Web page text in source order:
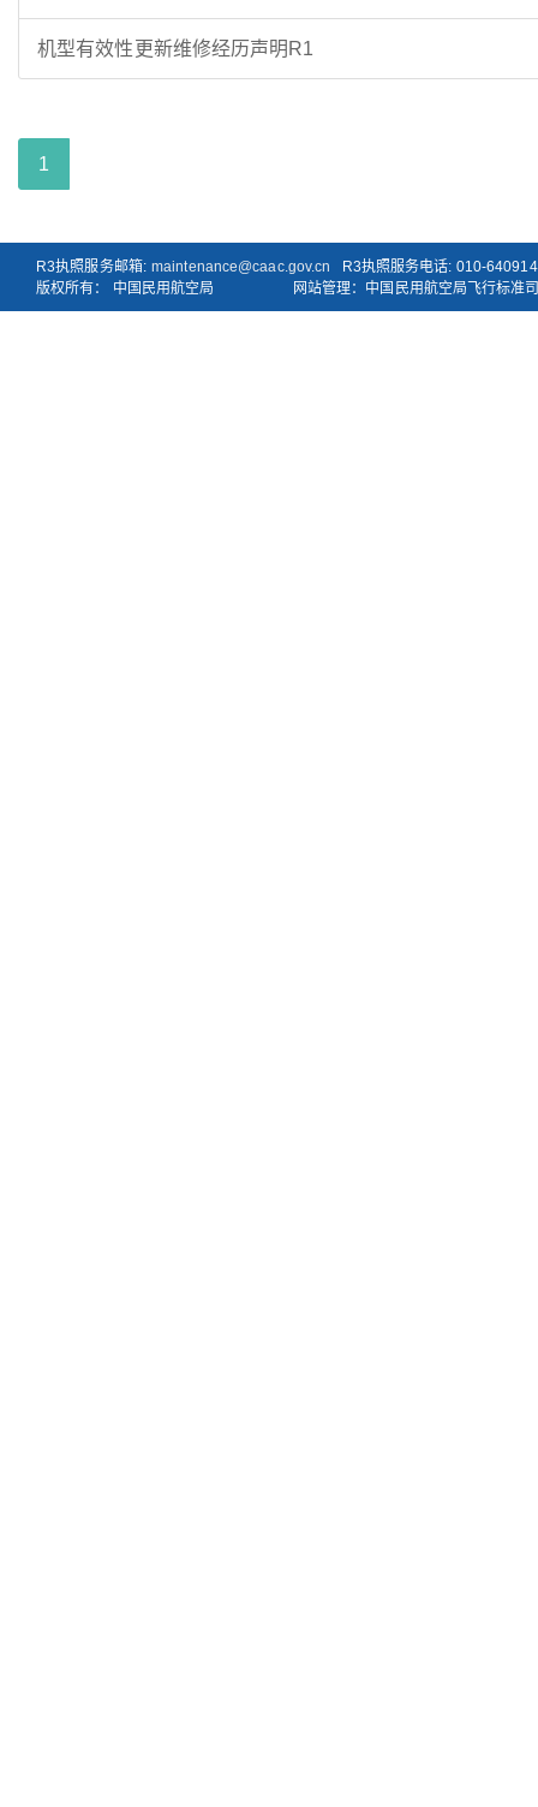
机型有效性更新维修经历声明R1
1
R3执照服务邮箱: maintenance@caac.gov.cn R3执照服务电话: 010-
版权所有： 中国民用航空局
网站管理：中国民用航空局飞行标准